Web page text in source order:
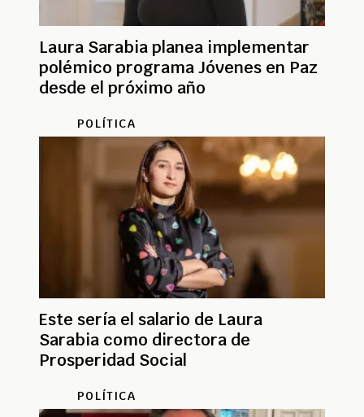
Laura Sarabia planea implementar
polémico programa Jóvenes en Paz
desde el próximo año
POLÍTICA
Este sería el salario de Laura
Sarabia como directora de
Prosperidad Social
POLÍTICA